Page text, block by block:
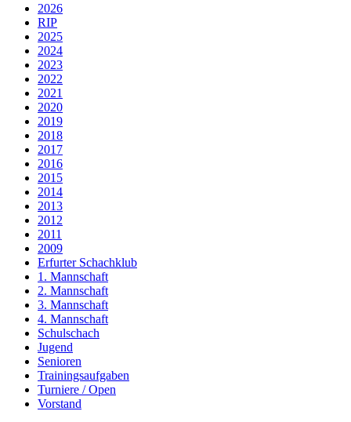
2026
RIP
2025
2024
2023
2022
2021
2020
2019
2018
2017
2016
2015
2014
2013
2012
2011
2009
Erfurter Schachklub
1. Mannschaft
2. Mannschaft
3. Mannschaft
4. Mannschaft
Schulschach
Jugend
Senioren
Trainingsaufgaben
Turniere / Open
Vorstand